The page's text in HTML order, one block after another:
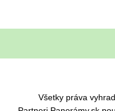
Všetky práva